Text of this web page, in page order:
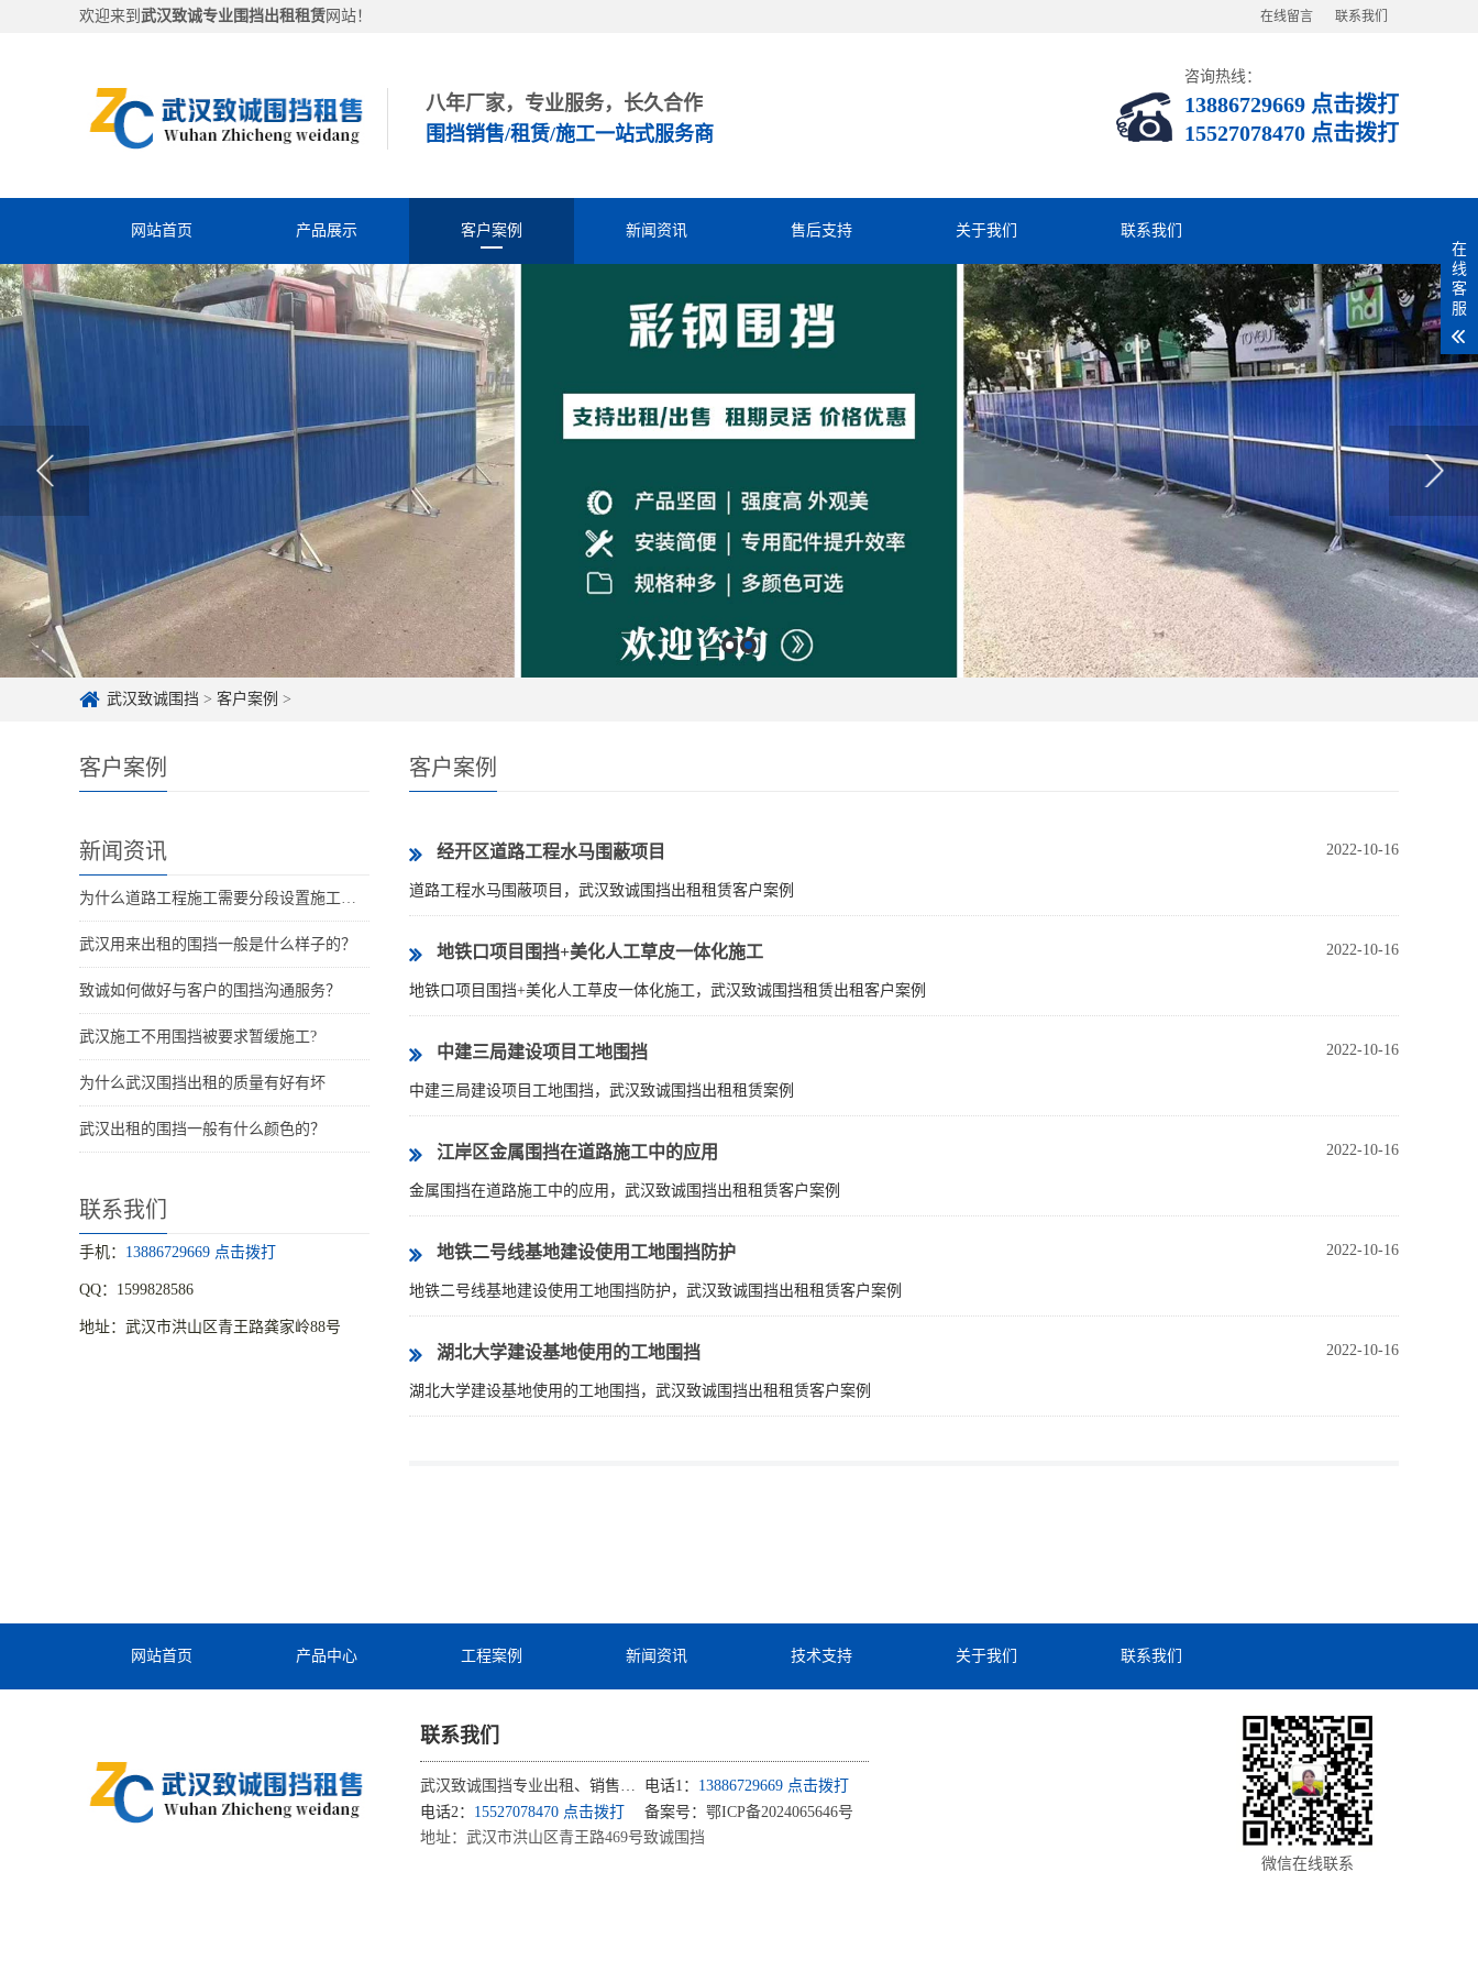
欢迎来到 武汉致诚专业围挡出租租赁网站！ 在线留言 联系我们
八年厂家，专业服务，长久合作
围挡销售/租赁/施工一站式服务商
咨询热线：
13886729669 点击拨打
15527078470 点击拨打
网站首页 产品展示 客户案例 新闻资讯 售后支持 关于我们 联系我们
武汉致诚围挡 > 客户案例 >
客户案例
新闻资讯
为什么道路工程施工需要分段设置施工围挡？
武汉用来出租的围挡一般是什么样子的？
致诚如何做好与客户的围挡沟通服务？
武汉施工不用围挡被要求暂缓施工?
为什么武汉围挡出租的质量有好有坏
武汉出租的围挡一般有什么颜色的？
联系我们
手机： 13886729669 点击拨打
QQ：1599828586
地址：武汉市洪山区青王路龚家岭88号
客户案例
2022-10-16
经开区道路工程水马围蔽项目
道路工程水马围蔽项目，武汉致诚围挡出租租赁客户案例
2022-10-16
地铁口项目围挡+美化人工草皮一体化施工
地铁口项目围挡+美化人工草皮一体化施工，武汉致诚围挡租赁出租客户案例
2022-10-16
中建三局建设项目工地围挡
中建三局建设项目工地围挡，武汉致诚围挡出租租赁案例
2022-10-16
江岸区金属围挡在道路施工中的应用
金属围挡在道路施工中的应用，武汉致诚围挡出租租赁客户案例
2022-10-16
地铁二号线基地建设使用工地围挡防护
地铁二号线基地建设使用工地围挡防护，武汉致诚围挡出租租赁客户案例
2022-10-16
湖北大学建设基地使用的工地围挡
湖北大学建设基地使用的工地围挡，武汉致诚围挡出租租赁客户案例
网站首页 产品中心 工程案例 新闻资讯 技术支持 关于我们 联系我们
联系我们
武汉致诚围挡专业出租 、销售、批发 - 水马、草皮销售 电话1： 13886729669 点击拨打
电话2： 15527078470 点击拨打 备案号： 鄂ICP备2024065646号
地址：武汉市洪山区青王路469号致诚围挡
微信在线联系
在
线
客
服